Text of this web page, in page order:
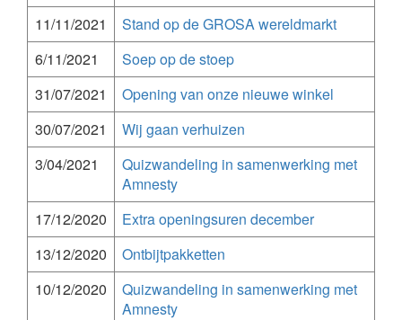
11/11/2021
Stand op de GROSA wereldmarkt
6/11/2021
Soep op de stoep
31/07/2021
Opening van onze nieuwe winkel
30/07/2021
Wij gaan verhuizen
3/04/2021
Quizwandeling in samenwerking met
Amnesty
17/12/2020
Extra openingsuren december
13/12/2020
Ontbijtpakketten
10/12/2020
Quizwandeling in samenwerking met
Amnesty